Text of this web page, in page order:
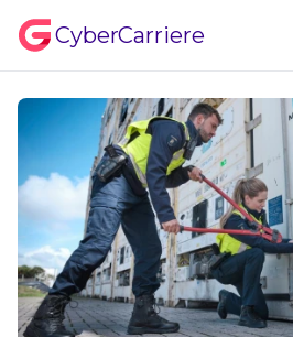
CyberCarriere